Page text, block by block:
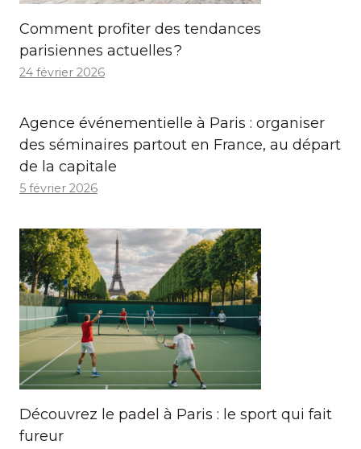
Comment profiter des tendances
parisiennes actuelles ?
24 février 2026
Agence événementielle à Paris : organiser
des séminaires partout en France, au départ
de la capitale
5 février 2026
Découvrez le padel à Paris : le sport qui fait
fureur